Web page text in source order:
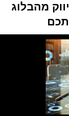
מהבלוג